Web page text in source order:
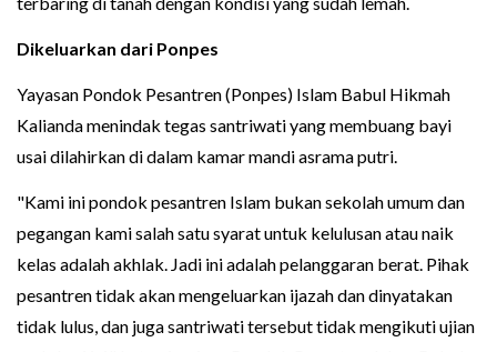
Dikeluarkan dari Ponpes
Yayasan Pondok Pesantren (Ponpes) Islam Babul Hikmah
Kalianda menindak tegas santriwati yang membuang bayi
usai dilahirkan di dalam kamar mandi asrama putri.
"Kami ini pondok pesantren Islam bukan sekolah umum dan
pegangan kami salah satu syarat untuk kelulusan atau naik
kelas adalah akhlak. Jadi ini adalah pelanggaran berat. Pihak
pesantren tidak akan mengeluarkan ijazah dan dinyatakan
tidak lulus, dan juga santriwati tersebut tidak mengikuti ujian